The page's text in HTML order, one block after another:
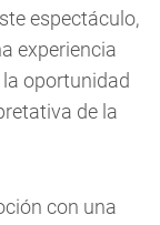
espectáculo,
experiencia
oportunidad
de la
con una